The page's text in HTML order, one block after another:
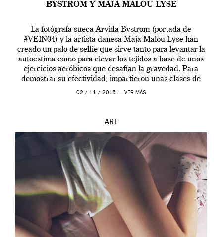
BYSTRÖM Y MAJA MALOU LYSE
La fotógrafa sueca Arvida Byström (portada de
#VEIN04) y la artista danesa Maja Malou Lyse han
creado un palo de selfie que sirve tanto para levantar la
autoestima como para elevar los tejidos a base de unos
ejercicios aeróbicos que desafían la gravedad. Para
demostrar su efectividad, impartieron unas clases de
prueba en el Tate […]
02 / 11 / 2015 — VER MÁS
ART